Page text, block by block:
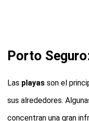
Porto
Las playas son el
sus alrededores.
concentran una gran